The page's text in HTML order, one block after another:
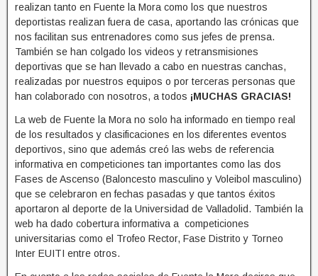
realizan tanto en Fuente la Mora como los que nuestros
deportistas realizan fuera de casa, aportando las crónicas que
nos facilitan sus entrenadores como sus jefes de prensa.
También se han colgado los videos y retransmisiones
deportivas que se han llevado a cabo en nuestras canchas,
realizadas por nuestros equipos o por terceras personas que
han colaborado con nosotros, a todos ¡MUCHAS GRACIAS!
La web de Fuente la Mora no solo ha informado en tiempo real
de los resultados y clasificaciones en los diferentes eventos
deportivos, sino que además creó las webs de referencia
informativa en competiciones tan importantes como las dos
Fases de Ascenso (Baloncesto masculino y Voleibol masculino)
que se celebraron en fechas pasadas y que tantos éxitos
aportaron al deporte de la Universidad de Valladolid. También la
web ha dado cobertura informativa a competiciones
universitarias como el Trofeo Rector, Fase Distrito y Torneo
Inter EUITI entre otros.